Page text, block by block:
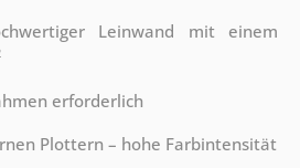
Leinwand mit einem
erforderlich
Plottern – hohe Farbintensität